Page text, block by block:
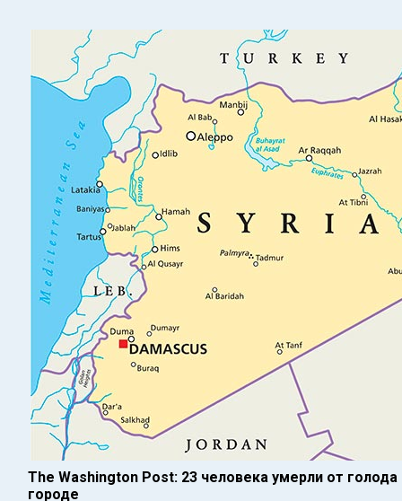
The Washington Post: 23 человека умерли от
городе